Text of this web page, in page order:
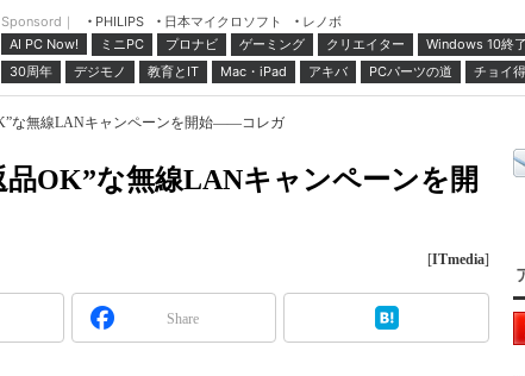
Sponsord｜ PHILIPS 日本マイクロソフト
レノボ
AI PC Now!
ミニPC プロナビ ゲーミング クリエイター
Windows 10終了
30周年
デジモノ 教育とIT Mac・iPad アキバ PCパーツの道 チョイ得
な無線LANキャンペーンを開始――コレガ
OK”な無線LANキャンペーンを開
[ITmedia]
Share